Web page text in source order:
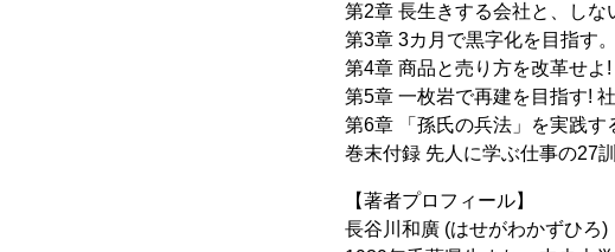
第2章 長生きする会社と、しな
第3章 3カ月で黒字化を目指す
第4章 商品と売り方を改革せよ
第5章 一枚岩で再建を目指す!
第6章 「孫氏の兵法」を実践
巻末付録 先人に学ぶ仕事の27訓
【著者プロフィール】
長谷川和廣 (はせがわかずひろ)